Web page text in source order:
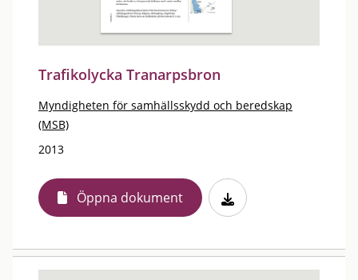
Trafikolycka Tranarpsbron
Myndigheten för samhällsskydd och beredskap
(MSB)
2013
Öppna dokument